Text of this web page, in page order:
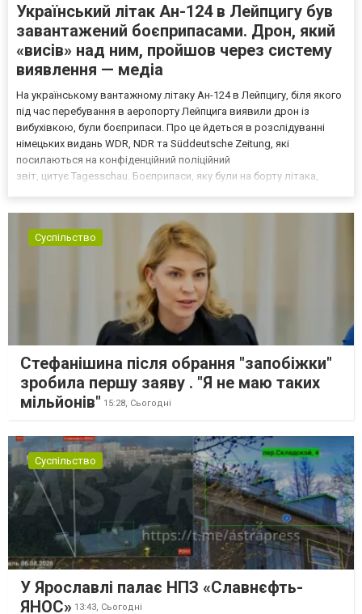
Український літак Ан-124 в Лейпцигу був
завантажений боєприпасами. Дрон, який
«висів» над ним, пройшов через систему
виявлення — медіа
На українському вантажному літаку Ан-124 в Лейпцигу, біля якого
під час перебування в аеропорту Лейпцига виявили дрон із
вибухівкою, були боєприпаси. Про це йдеться в розслідуванні
німецьких видань WDR, NDR та Süddeutsche Zeitung, які
посилаються на конфіденційний поліційний
звіт, цитує Tagesschau. Боєприпаси, яку були на борту літака,
Суспільство
Стефанішина після обрання "запобіжки"
зробила першу заяву . "Я не маю таких
мільйонів" 15:28, Сьогодні
Суспільство
У Ярославлі палає НПЗ «Славнєфть-
ЯНОС» 13:43, Сьогодні